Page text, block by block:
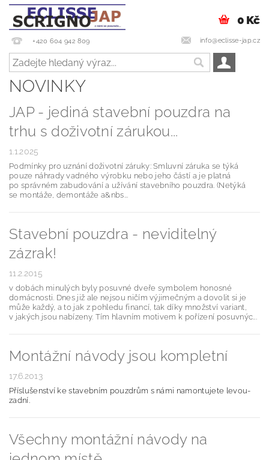
+420 604 942 809 info@eclisse-jap.cz
0 Kč
NOVINKY
JAP - jediná stavební pouzdra na
trhu s doživotní zárukou...
1.1.2025
Podmínky pro uznání doživotní záruky: Smluvní záruka se týká
pouze náhrady vadného výrobku nebo jeho částí a je platná
po správném zabudování a užívání stavebního pouzdra. (Netýká
se montáže, demontáže a&nbs...
Stavební pouzdra - neviditelný
zázrak!
11.2.2015
v dobách minulých byly posuvné dveře symbolem honosné
domácnosti. Dnes již ale nejsou ničím výjimečným a dovolit si je
může každý, a to jak z pohledu financí, tak díky množství variant,
v jakých jsou nabízeny. Tím hlavním motivem k pořízení posuvnýc...
Montážní návody jsou kompletní
17.6.2013
Příslušenství ke stavebním pouzdrům s námi namontujete levou-
zadní.
Všechny montážní návody na